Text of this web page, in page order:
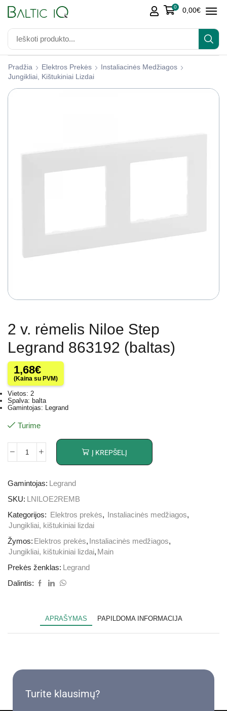
0 0,00€
Pradžia Elektros Prekės
Instaliacinės Medžiagos
Jungikliai, Kištukiniai Lizdai
2 v. rėmelis Niloe Step
Legrand 863192 (baltas)
1,68€
(Kaina su PVM)
Vietos: 2
Spalva: balta
Gamintojas: Legrand
Turime
Į KREPŠELĮ
Gamintojas:
Legrand
SKU:
LNILOE2REMB
Kategorijos:
Elektros prekės, Instaliacinės medžiagos,
Jungikliai, kištukiniai lizdai
Žymos: Elektros prekės, Instaliacinės medžiagos,
Jungikliai, kištukiniai lizdai, Main
Prekės ženklas:
Legrand
Dalintis:
APRAŠYMAS PAPILDOMA INFORMACIJA
Turite klausimų?